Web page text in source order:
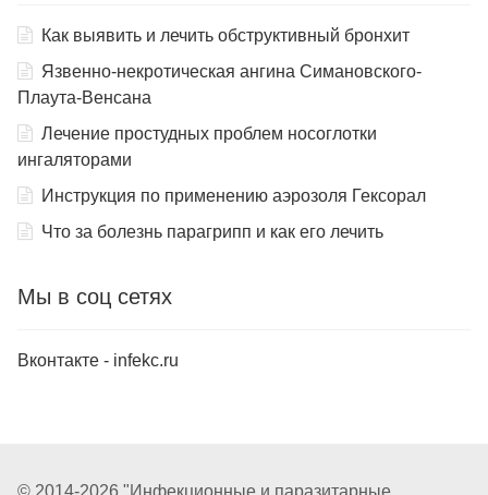
Как выявить и лечить обструктивный бронхит
Язвенно-некротическая ангина Симановского-
Плаута-Венсана
Лечение простудных проблем носоглотки
ингаляторами
Инструкция по применению аэрозоля Гексорал
Что за болезнь парагрипп и как его лечить
Мы в соц сетях
Вконтакте - infekc.ru
© 2014-2026 "Инфекционные и паразитарные